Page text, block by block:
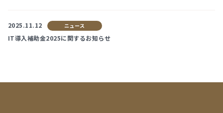
2025.11.12 ニュース
IT導入補助金2025に関するお知らせ